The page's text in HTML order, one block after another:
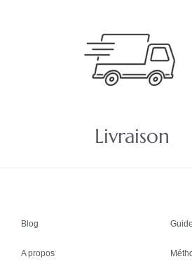
Livraison
Blog
A propos